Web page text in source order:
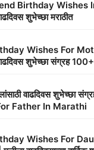
Birthday Wishes
शुभेच्छा मराठीत
Wishes For
शुभेच्छा संग्रह 100+
वाढदिवस शुभेच्छा
Father In Marathi
Wishes For